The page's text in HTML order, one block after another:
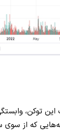
توکن،
که از